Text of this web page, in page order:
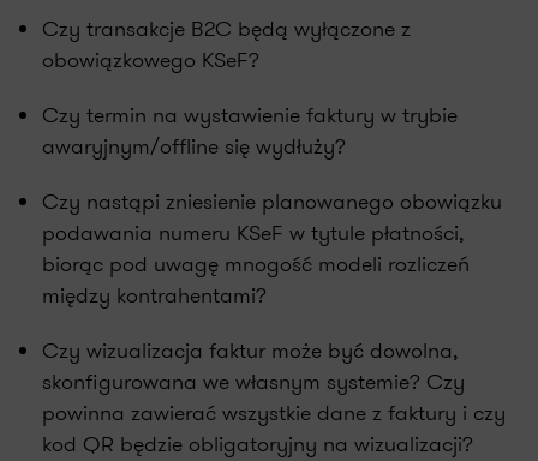
Czy transakcje B2C będą wyłączone z
obowiązkowego KSeF?
Czy termin na wystawienie faktury w trybie
awaryjnym/offline się wydłuży?
Czy nastąpi zniesienie planowanego obowiązku
podawania numeru KSeF w tytule płatności,
biorąc pod uwagę mnogość modeli rozliczeń
między kontrahentami?
Czy wizualizacja faktur może być dowolna,
skonfigurowana we własnym systemie? Czy
powinna zawierać wszystkie dane z faktury i czy
kod QR będzie obligatoryjny na wizualizacji?